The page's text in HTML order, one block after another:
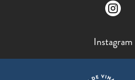

Instagram